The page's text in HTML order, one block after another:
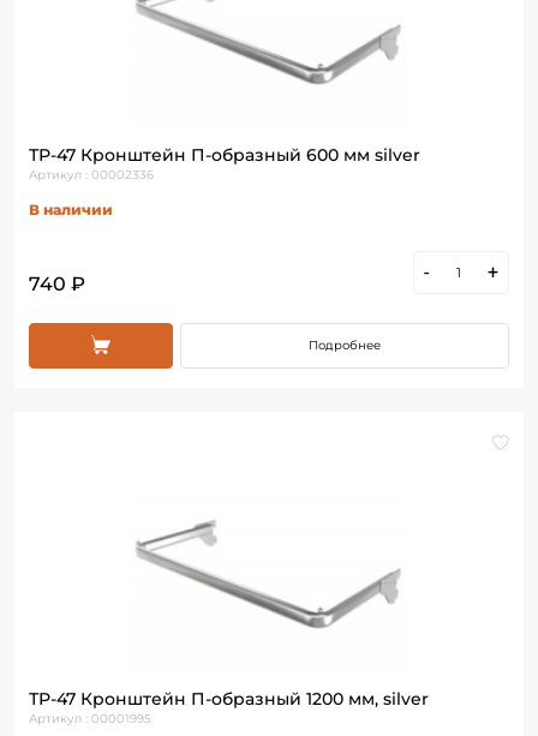
ТР-47 Кронштейн П-образный 600 мм silver
Артикул : 00002336
В наличии
740 ₽
- +
Подробнее
ТР-47 Кронштейн П-образный 1200 мм, silver
Артикул : 00001995